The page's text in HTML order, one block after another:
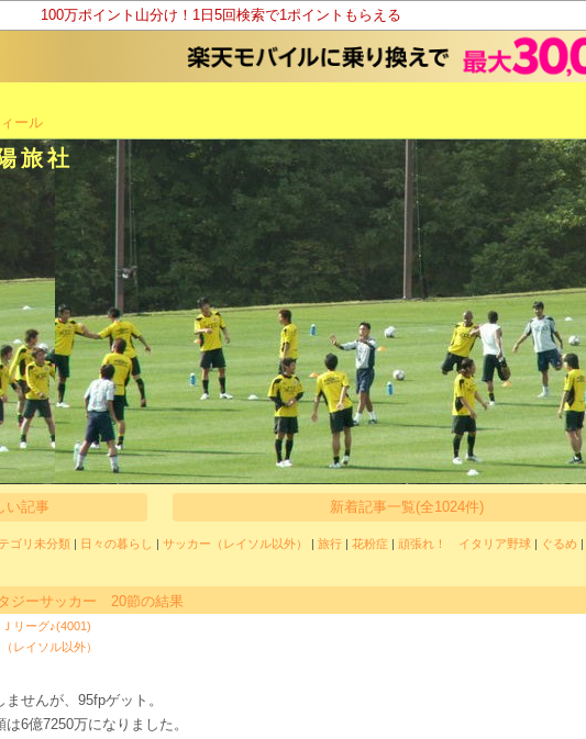
100万ポイント山分け！1日5回検索で1ポイントもらえる
ール
旅社
い記事 新着記事一覧(全1024件)
ゴリ未分類 | 日々の暮らし | サッカー（レイソル以外） | 旅行 | 花粉症 | 頑張れ！ イタリア野球 | ぐるめ |
ジーサッカー 20節の結果
リーグ♪(4001)
レイソル以外）
せんが、95fpゲット。
6億7250万になりました。